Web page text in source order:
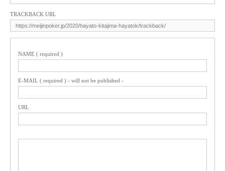
TRACKBACK URL
NAME ( required )
E-MAIL ( required ) - will not be published -
URL